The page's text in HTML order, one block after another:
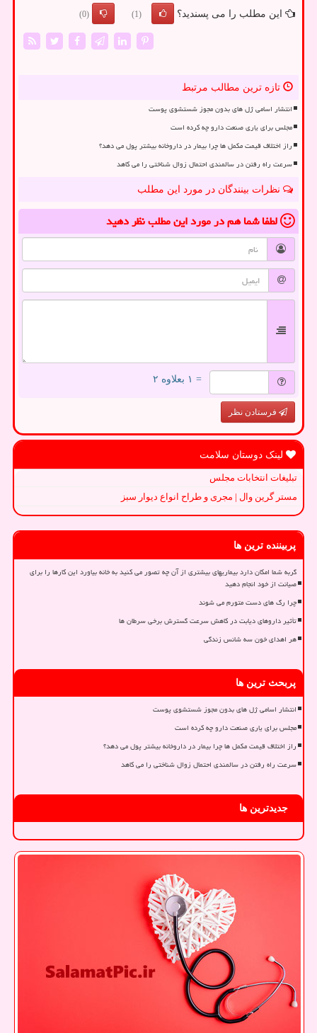
این مطلب را می پسندید؟ (1)
(0)
تازه ترین مطالب مرتبط
انتشار اسامی ژل های بدون مجوز شستشوی پوست
مجلس برای یاری صنعت دارو چه کرده است
راز اختلاف قیمت مکمل ها چرا بیمار در داروخانه بیشتر پول می دهد؟
سرعت راه رفتن در سالمندی احتمال زوال شناختی را می کاهد
نظرات بینندگان در مورد این مطلب
لطفا شما همدر مورد این مطلبنظر دهید
= ۱ بعلاوه ۲
فرستادن نظر
لینک دوستان سلامت
تبلیغات انتخابات مجلس
مستر گرین وال | مجری و طراح انواع دیوار سبز
پربیننده ترین ها
گربه شما امکان دارد بیماریهای بیشتری از آن چه تصور می کنید به خانه بیاورد این کارها را برای
صیانت از خود انجام دهید
چرا رگ های دست متورم می شوند
تأثیر داروهای دیابت در کاهش سرعت گسترش برخی سرطان ها
هر اهدای خون سه شانس زندگی
پربحث ترین ها
انتشار اسامی ژل های بدون مجوز شستشوی پوست
مجلس برای یاری صنعت دارو چه کرده است
راز اختلاف قیمت مکمل ها چرا بیمار در داروخانه بیشتر پول می دهد؟
سرعت راه رفتن در سالمندی احتمال زوال شناختی را می کاهد
جدیدترین ها